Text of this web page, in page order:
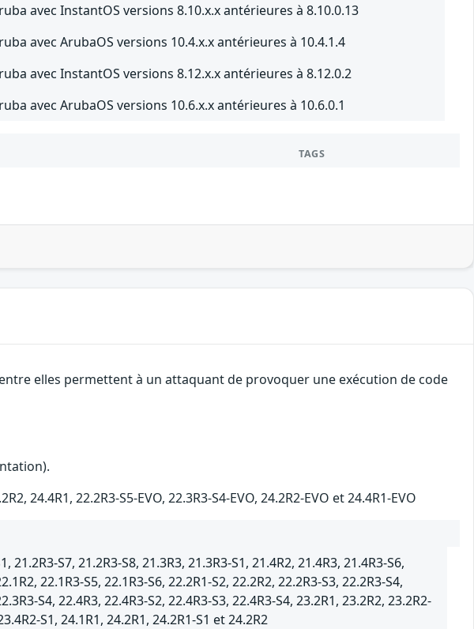
avec InstantOS versions 8.10.x.x antérieures à 8.10.0.13
avec ArubaOS versions 10.4.x.x antérieures à 10.4.1.4
avec InstantOS versions 8.12.x.x antérieures à 8.12.0.2
avec ArubaOS versions 10.6.x.x antérieures à 10.6.0.1
TAGS
elles permettent à un attaquant de provoquer une exécution de code
24.4R1, 22.2R3-S5-EVO, 22.3R3-S4-EVO, 24.2R2-EVO et 24.4R1-EVO
S7, 21.2R3-S8, 21.3R3, 21.3R3-S1, 21.4R2, 21.4R3, 21.4R3-S6,
22.1R3-S5, 22.1R3-S6, 22.2R1-S2, 22.2R2, 22.2R3-S3, 22.2R3-S4,
S4, 22.4R3, 22.4R3-S2, 22.4R3-S3, 22.4R3-S4, 23.2R1, 23.2R2, 23.2R2-
S1, 24.1R1, 24.2R1, 24.2R1-S1 et 24.2R2